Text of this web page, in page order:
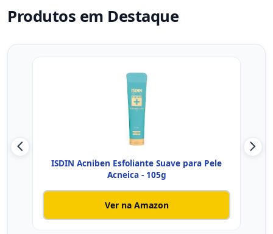
Produtos em Destaque
ISDIN Acniben Esfoliante Suave para Pele
Acneica - 105g
Ver na Amazon